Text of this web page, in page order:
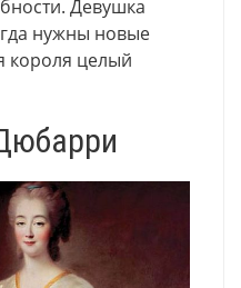
Девушка
нужны новые
короля целый